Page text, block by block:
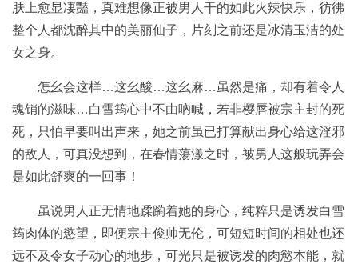
肤上愈显凄豔，真难想像正被男人干的如此火辣快乐，彷彿
整个人都沈醉其中的美丽仙子，片刻之前还是冰清玉洁的处
女之身。
怎幺会这样…这幺酸…这幺麻…虽然是痛，却有着令人
魂销的滋味…白雪筠心中不由吶喊，若非樱唇被宗主封的死
死，只怕早要叫出声来，她之前虽已打算献出身心给这淫邪
的敌人，可真没想到，在春情蕩漾之时，被男人这般玩弄会
是如此舒爽的一回事！
虽说男人正无情地蹂躏着她的身心，纯粹只是诱发白雪
筠肉体的慾望，即便宗主俊帅无伦，可短短时间的相处也还
远不及令女子动心的地步，可光只是被诱发的肉慾本能，就